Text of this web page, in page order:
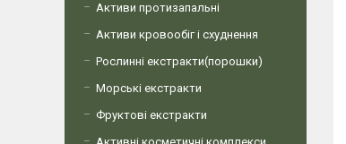
Активи протизапальні
Активи кровообіг і схуднення
Рослинні екстракти(порошки)
Морські екстракти
Фруктові екстракти